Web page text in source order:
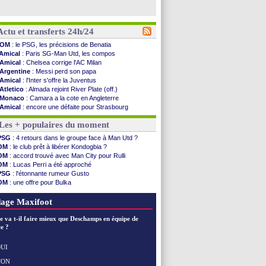
et transferts 24h/24
OM : le PSG, les précisions de Benatia
: Paris SG-Man Utd, les compos
Amical : Chelsea corrige l'AC Milan
Argentine : Messi perd son papa
Amical : l'Inter s'offre la Juventus
Atletico : Almada rejoint River Plate (off.)
Monaco : Camara a la cote en Angleterre
Amical : encore une défaite pour Strasbourg
OM: la piste Goore en attaque
PSG : ça négocie avec le Barça pour Torres
Amical: Rennes s'incline contre Brentford
Arsenal: c'est signé pour Guimaraes (officiel)
Amical: Le Mans concède un nul
Real: Mourinho durcit les règles
Amical: Toulouse s'incline lourdement
OM : Benatia et la "médiocrité" dans le club
Newcastle: Guimarães, le club se défend
: une deuxième offre pour Suzuki
OM : le jour où tout a basculé pour Benatia
Heracles
OM
+ populaires du moment
: 4 retours dans le groupe face à Man Utd ?
: le club prêt à libérer Kondogbia ?
: accord trouvé avec Man City pour Rulli
: Lucas Perri a été approché
: l'étonnante rumeur Gusto
: une offre pour Bulka
: une offre refusée pour Aguerd
Maxifoot
va t-il faire mieux que Deschamps en équipe de
?